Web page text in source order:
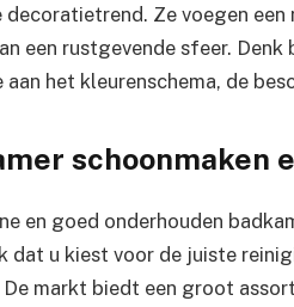
decoratietrend. Ze voegen
een rustgevende sfeer.
aan het kleurenschema, de
schoonmaken
en goed onderhouden
dat u kiest voor de juiste
De markt biedt een groot